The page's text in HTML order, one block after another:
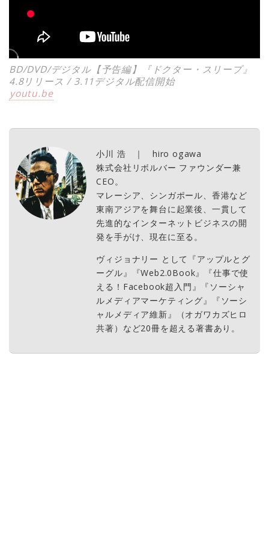
BD/DVD/デジタル【予告編】『ドクター・スリープ』
4.8リリース / 3.11デジタル配信開始
youtu.be
小川 浩 ｜ hiro ogawa
株式会社リボルバー ファウンダー兼
CEO。
マレーシア、シンガポール、香港など
東南アジアを舞台に起業後、一貫して
先進的なインターネットビジネスの開
発を手がけ、現在に至る。
ヴィジョナリー として『アップルとグ
ーグル』『Web2.0Book』『仕事で使
える！Facebook超入門』『ソーシャ
ルメディアマーケティング』『ソーシ
ャルメディア維新』（オガワカズヒロ
共著）など20冊を超える著書あり。